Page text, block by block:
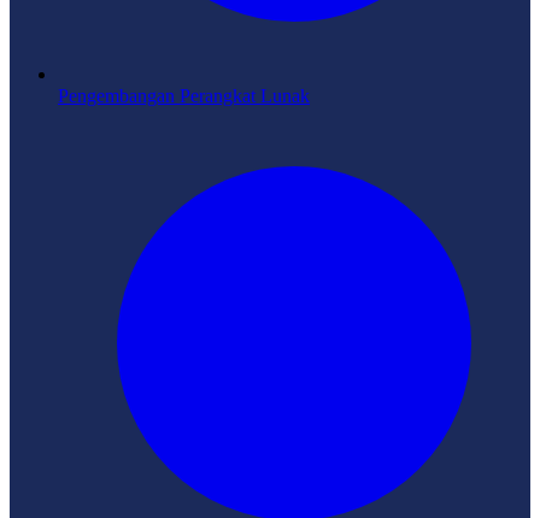
Pengembangan Perangkat Lunak